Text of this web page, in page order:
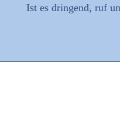
Ist es dringend, ruf